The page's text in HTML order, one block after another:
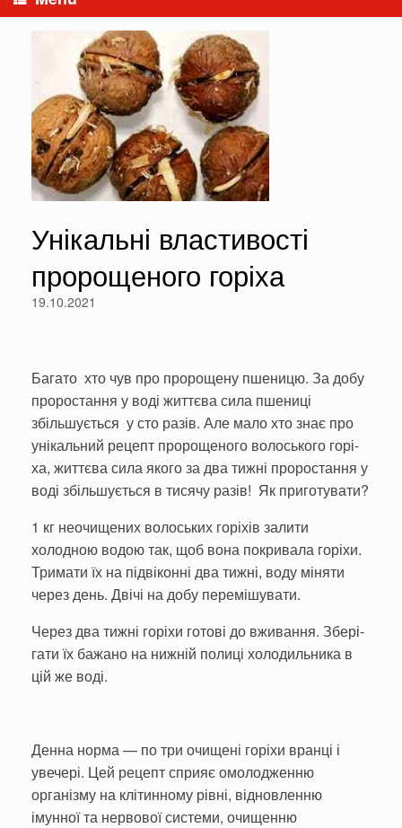
Унікальні властивості
пророщеного горіха
19.10.2021
Багато хто чув про пророще­ну пшеницю. За добу
проростання у воді життєва сила пшениці
збільшується у сто разів. Але мало хто знає про
унікаль­ний рецепт пророщеного волоського горі­
ха, життєва сила якого за два тижні проростан­ня у
воді збіль­шується в тисячу разів! Як приго­тувати?
1 кг неочищених волоських горіхів залити
холодною водою так, щоб вона покривала горіхи.
Тримати їх на підвіконні два тижні, воду міня­ти
через день. Двічі на добу перемішувати.
Через два тижні горіхи готові до вживання. Збері­
гати їх бажано на нижній полиці холодильника в
цій же воді.
Денна норма — по три очищені горіхи вранці і
увечері. Цей рецепт сприяє омолоджен­ню
організму на клітинному рівні, відновленню
імунної та нервової системи, очищенню